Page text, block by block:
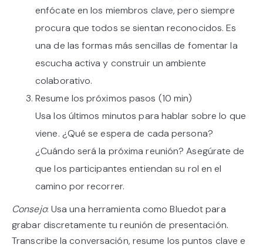
enfócate en los miembros clave, pero siempre
procura que todos se sientan reconocidos. Es
una de las formas más sencillas de fomentar la
escucha activa y construir un ambiente
colaborativo.
Resume los próximos pasos (10 min)
Usa los últimos minutos para hablar sobre lo que
viene. ¿Qué se espera de cada persona?
¿Cuándo será la próxima reunión? Asegúrate de
que los participantes entiendan su rol en el
camino por recorrer.
Consejo: Usa una herramienta como Bluedot para
grabar discretamente tu reunión de presentación.
Transcribe la conversación, resume los puntos clave e